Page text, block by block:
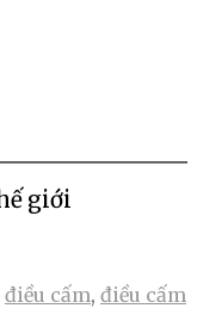
giới
điều cấm, điều cấm